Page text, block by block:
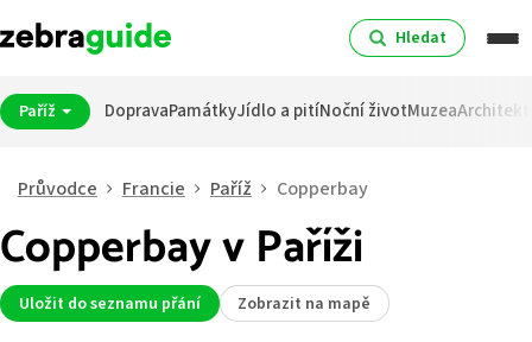
Hledat
Paříž DopravaPamátkyJídlo a pitíNoční životMuzea
Průvodce Francie Paříž Copperbay
Copperbay v Paříži
Uložit do seznamu přání Zobrazit na mapě